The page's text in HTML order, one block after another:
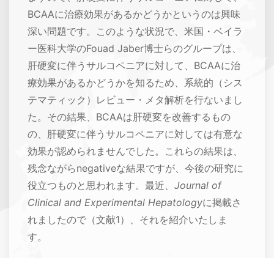
BCAAに治療効果があるかどうかというのは興味
深い問題です。このような状況で、米国・ベイラ
ー医科大学のFouad Jaber博士らのグループは、
肝硬変に伴うサルコペニアに対して、BCAAに治
療効果があるかどうかを知るため、系統的（シス
テマティック）レビュー・メタ解析を行ないまし
た。その結果、BCAAは肝硬変を改善するもの
の、肝硬変に伴うサルコペニアに対しては有意な
効果が認められませんでした。これらの結果は、
残念ながらnegativeな結果ですが、今後の研究に
役立つものと思われます。最近、 Journal of
Clinical and Experimental Hepatologyに掲載さ
れましたので（文献1）、それを紹介いたしま
す。